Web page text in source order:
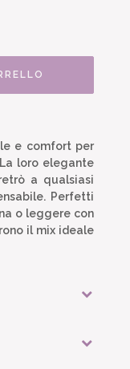
e comfort per
loro elegante
a qualsiasi
Perfetti
o leggere con
il mix ideale